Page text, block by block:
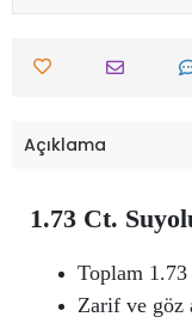
Açıklama
1.73 Ct.
Toplam 1.73
Zarif ve göz